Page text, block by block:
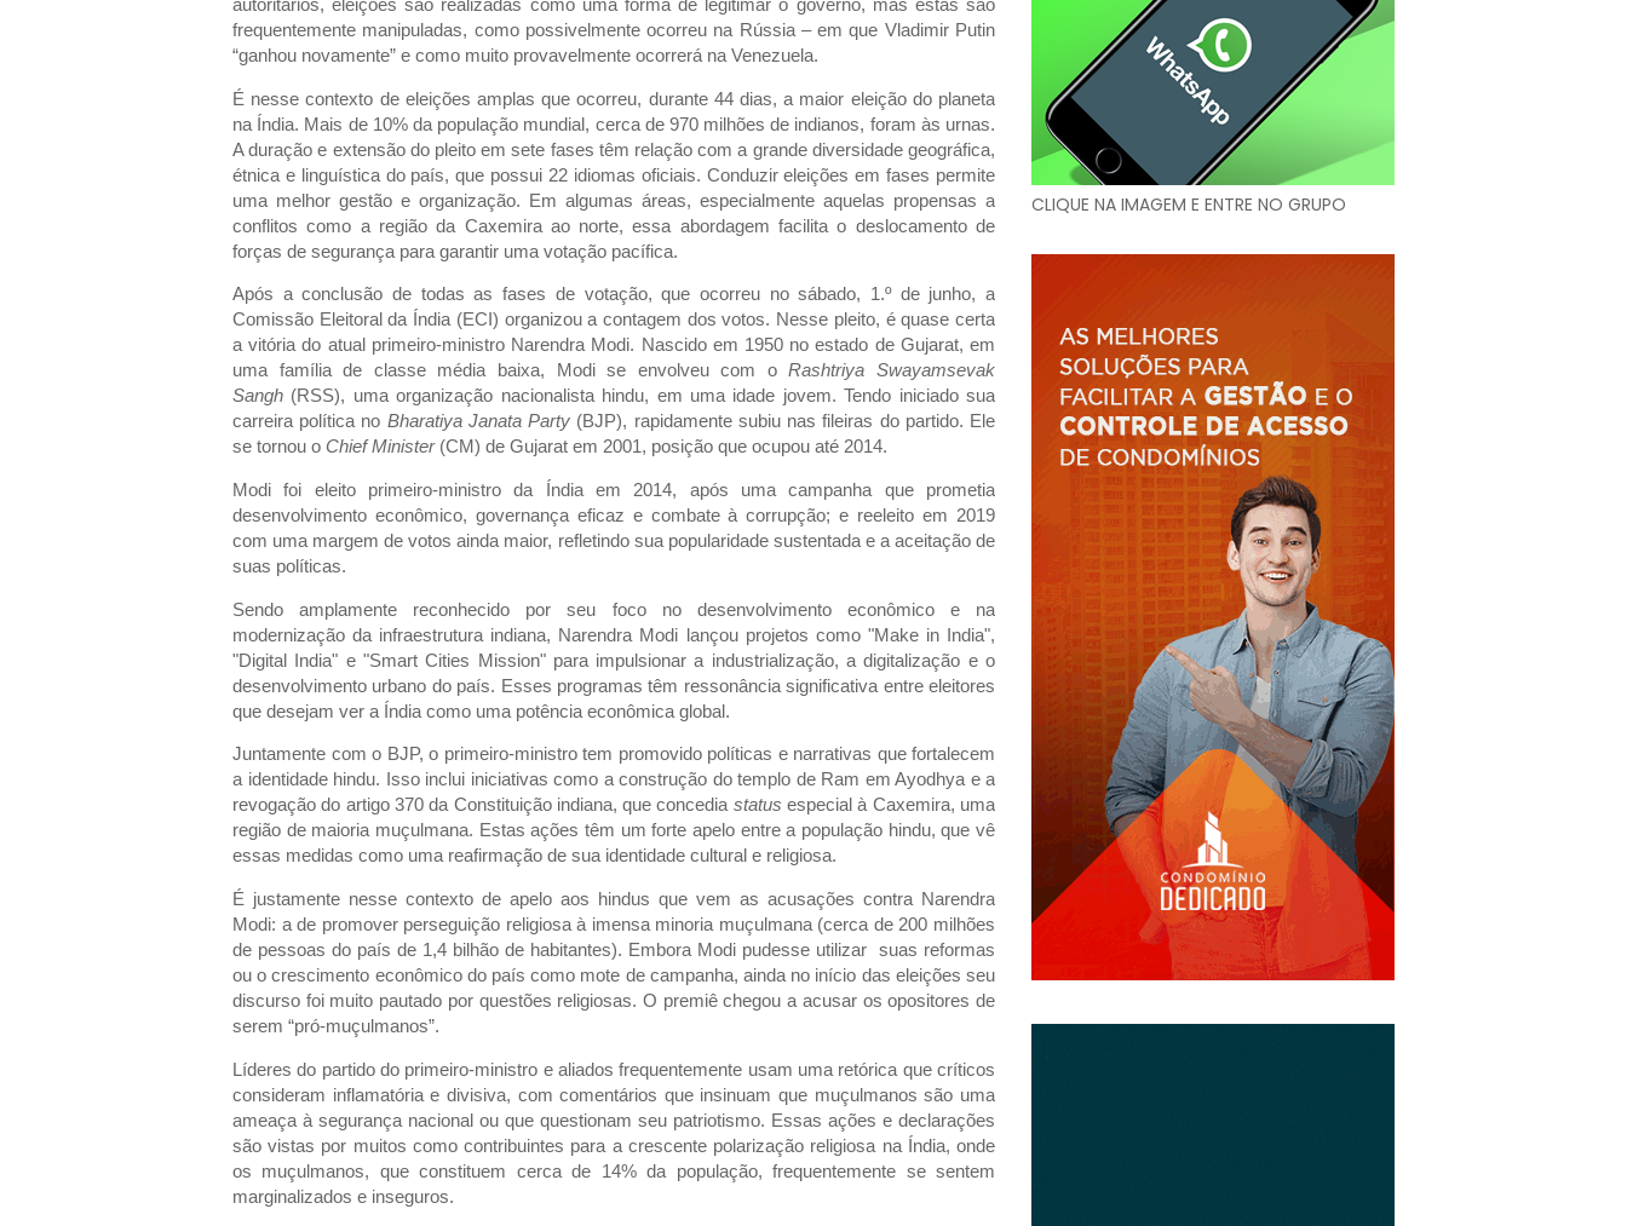
autoritários, eleições são realizadas como uma forma de legitimar o governo, mas estas são
frequentemente manipuladas, como possivelmente ocorreu na Rússia – em que Vladimir Putin
“ganhou novamente” e como muito provavelmente ocorrerá na Venezuela.
É nesse contexto de eleições amplas que ocorreu, durante 44 dias, a maior eleição do planeta
na Índia. Mais de 10% da população mundial, cerca de 970 milhões de indianos, foram às urnas.
A duração e extensão do pleito em sete fases têm relação com a grande diversidade geográfica,
étnica e linguística do país, que possui 22 idiomas oficiais. Conduzir eleições em fases permite
uma melhor gestão e organização. Em algumas áreas, especialmente aquelas propensas a
conflitos como a região da Caxemira ao norte, essa abordagem facilita o deslocamento de
forças de segurança para garantir uma votação pacífica.
Após a conclusão de todas as fases de votação, que ocorreu no sábado, 1.º de junho, a
Comissão Eleitoral da Índia (ECI) organizou a contagem dos votos. Nesse pleito, é quase certa
a vitória do atual primeiro-ministro Narendra Modi. Nascido em 1950 no estado de Gujarat, em
uma família de classe média baixa, Modi se envolveu com oRashtriya Swayamsevak
Sangh (RSS), uma organização nacionalista hindu, em uma idade jovem. Tendo iniciado sua
carreira política no Bharatiya Janata Party (BJP), rapidamente subiu nas fileiras do partido. Ele
se tornou o Chief Minister(CM) de Gujarat em 2001, posição que ocupou até 2014.
Modi foi eleito primeiro-ministro da Índia em 2014, após uma campanha que prometia
desenvolvimento econômico, governança eficaz e combate à corrupção; e reeleito em 2019
com uma margem de votos ainda maior, refletindo sua popularidade sustentada e a aceitação de
suas políticas.
Sendo amplamente reconhecido por seu foco no desenvolvimento econômico e na
modernização da infraestrutura indiana, Narendra Modi lançou projetos como "Make in India",
"Digital India" e "Smart Cities Mission" para impulsionar a industrialização, a digitalização e o
desenvolvimento urbano do país. Esses programas têm ressonância significativa entre eleitores
que desejam ver a Índia como uma potência econômica global.
Juntamente com o BJP, o primeiro-ministro tem promovido políticas e narrativas que fortalecem
a identidade hindu. Isso inclui iniciativas como a construção do templo de Ram em Ayodhya e a
revogação do artigo 370 da Constituição indiana, que concedia statusespecial à Caxemira, uma
região de maioria muçulmana. Estas ações têm um forte apelo entre a população hindu, que vê
essas medidas como uma reafirmação de sua identidade cultural e religiosa.
É justamente nesse contexto de apelo aos hindus que vem as acusações contra Narendra
Modi: a de promover perseguição religiosa à imensa minoria muçulmana (cerca de 200 milhões
de pessoas do país de 1,4 bilhão de habitantes). Embora Modi pudesse utilizar suas reformas
ou o crescimento econômico do país como mote de campanha, ainda no início das eleições seu
discurso foi muito pautado por questões religiosas. O premiê chegou a acusar os opositores de
serem “pró-muçulmanos”.
Líderes do partido do primeiro-ministro e aliados frequentemente usam uma retórica que críticos
consideram inflamatória e divisiva, com comentários que insinuam que muçulmanos são uma
ameaça à segurança nacional ou que questionam seu patriotismo. Essas ações e declarações
são vistas por muitos como contribuintes para a crescente polarização religiosa na Índia, onde
os muçulmanos, que constituem cerca de 14% da população, frequentemente se sentem
marginalizados e inseguros.
CLIQUE NA IMAGEM E ENTRE NO GRUPO